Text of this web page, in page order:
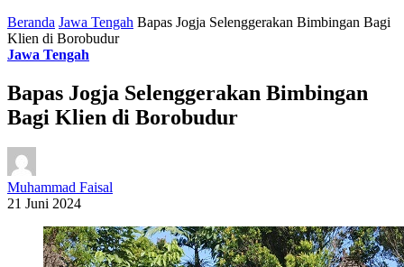
Beranda Jawa Tengah Bapas Jogja Selenggerakan Bimbingan Bagi
Klien di Borobudur
Jawa Tengah
Bapas Jogja Selenggerakan Bimbingan
Bagi Klien di Borobudur
Muhammad Faisal
21 Juni 2024